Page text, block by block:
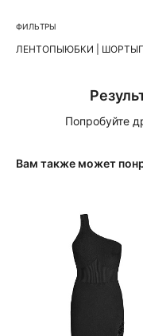
ФИЛЬТРЫ
ЛЕНТОПЫЮБКИ | ШОРТЫ
Попробуйте
Вам также может